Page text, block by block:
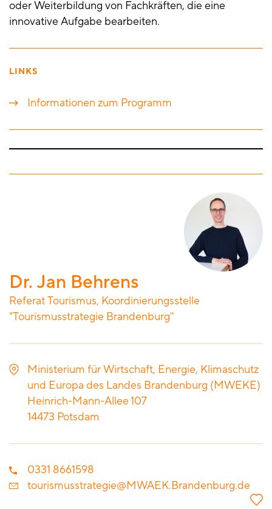
oder Weiterbildung von Fachkräften, die eine
innovative Aufgabe bearbeiten.
LINKS
Informationen zum Programm
Dr. Jan Behrens
Referat Tourismus, Koordinierungsstelle
"Tourismusstrategie Brandenburg"
Ministerium für Wirtschaft, Energie, Klimaschutz
und Europa des Landes Brandenburg (MWEKE)
Heinrich-Mann-Allee 107
14473 Potsdam
0331 8661598
tourismusstrategie@MWAEK.Brandenburg.de